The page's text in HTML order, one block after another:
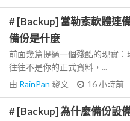
# [Backup] 當勒索軟體連
備份是什麼
前面幾篇提過一個殘酷的現實
往往不是你的正式資料，...
由 RainPan 發文 16 小時前
# [Backup] 為什麼備份設